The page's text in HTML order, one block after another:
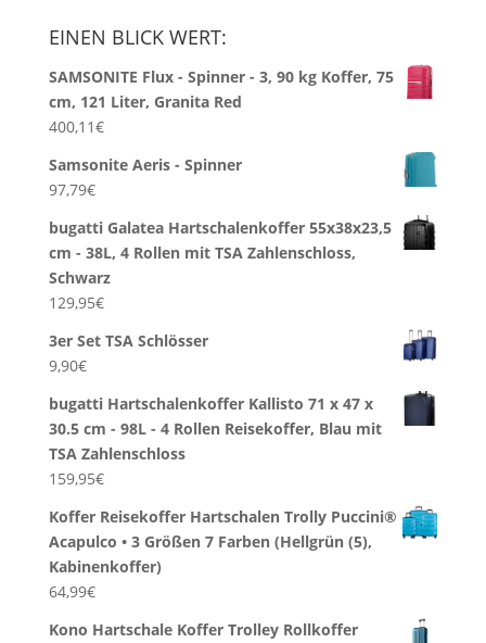
EINEN BLICK WERT:
SAMSONITE Flux - Spinner - 3, 90 kg Koffer, 75
cm, 121 Liter, Granita Red
400,11€
Samsonite Aeris - Spinner
97,79€
bugatti Galatea Hartschalenkoffer 55x38x23,5
cm - 38L, 4 Rollen mit TSA Zahlenschloss,
Schwarz
129,95€
3er Set TSA Schlösser
9,90€
bugatti Hartschalenkoffer Kallisto 71 x 47 x
30.5 cm - 98L - 4 Rollen Reisekoffer, Blau mit
TSA Zahlenschloss
159,95€
Koffer Reisekoffer Hartschalen Trolly Puccini®
Acapulco • 3 Größen 7 Farben (Hellgrün (5),
Kabinenkoffer)
64,99€
Kono Hartschale Koffer Trolley Rollkoffer